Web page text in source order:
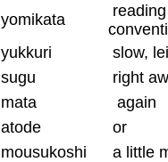
yomikata
reading
yukkuri
slow,
sugu
right
mata
again
atode
or
mousukoshi a little